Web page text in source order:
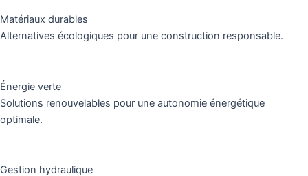
Matériaux durables
Alternatives écologiques pour une construction responsable.
Énergie verte
Solutions renouvelables pour une autonomie énergétique
optimale.
Gestion hydraulique